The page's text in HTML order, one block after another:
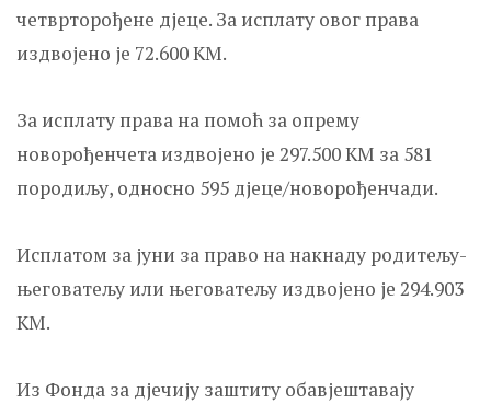
четврторођене дјеце. За исплату овог права
издвојено је 72.600 КМ.
За исплату права на помоћ за опрему
новорођенчета издвојено је 297.500 КМ за 581
породиљу, односно 595 дјеце/новорођенчади.
Исплатом за јуни за право на накнаду родитељу-
његоватељу или његоватељу издвојено је 294.903
КМ.
Из Фонда за дјечију заштиту обавјештавају